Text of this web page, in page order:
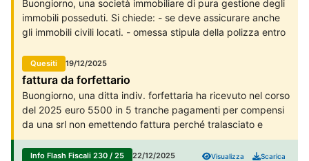
Buongiorno, una società immobiliare di pura gestione degli
immobili posseduti. Si chiede: - se deve assicurare anche
gli immobili civili locati. - omessa stipula della polizza entro
retroattivi, si chiede se la successiva stipula, per esempio
nel corso del 2026, ma prima di qualsiasi agevolazione
richiesta o dovuta, pregiudica poi la richiesta e la
concessione delle agevolazioni.
Quesiti 19/12/2025
fattura da forfettario
Buongiorno, una ditta indiv. forfettaria ha ricevuto nel corso
del 2025 euro 5500 in 5 tranche pagamenti per compensi
da una srl non emettendo fattura perché tralasciato e
dimenticato potrebbe sistemare entro 31.12.2025
emettendo una unica fattura a copertura dei 5500
Info Flash Fiscali 230 / 25 22/12/2025 Visualizza Scarica